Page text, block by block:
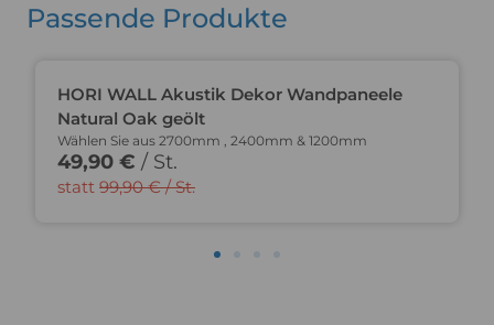
Passende Produkte
HORI WALL Akustik Dekor Wandpaneele
Natural Oak geölt
Wählen Sie aus 2700mm , 2400mm & 1200mm
49,90 € / St.
statt 99,90 € / St.